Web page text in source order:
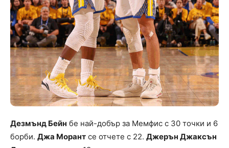
Дезмънд Бейн бе най-добър за Мемфис с 30 точки и 6
борби. Джа Морант се отчете с 22. Джерън Джаксън